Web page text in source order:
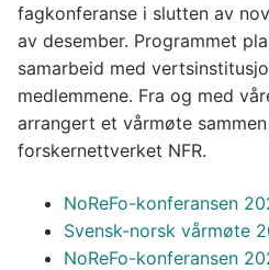
fagkonferanse i slutten av
av desember. Programmet
samarbeid med
medlemmene. Fra og med
arrangert et vårmøte
forskernettverket NFR.
NoReFo-konferansen
Svensk-norsk vårmøte
NoReFo-konferansen